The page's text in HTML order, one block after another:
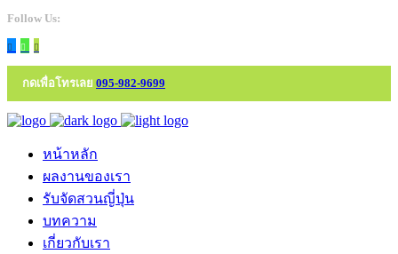
Follow Us:
กดเพื่อโทรเลย 095-982-9699
หน้าหลัก
ผลงานของเรา
รับจัดสวนญี่ปุ่น
บทความ
เกี่ยวกับเรา